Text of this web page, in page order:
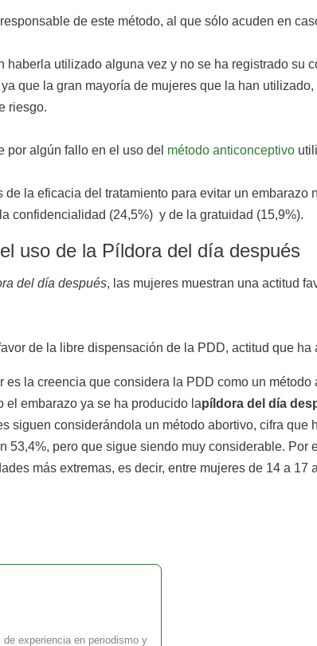
de este método, al que sólo acuden en
utilizado alguna vez y no se ha registrado su
que la gran mayoría de mujeres que la han
riesgo.
por algún fallo en el uso del método anticonceptivo
la eficacia del tratamiento para evitar un embarazo
confidencialidad (24,5%) y de la gratuidad (15,9%).
uso de la Píldora del día después
del día después, las mujeres muestran una actitud
de la libre dispensación de la PDD, actitud que ha
la creencia que considera la PDD como un
el embarazo ya se ha producido lapíldora del día
siguen considerándola un método abortivo, cifra que
53,4%, pero que sigue siendo muy considerable. Por
más extremas, es decir, entre mujeres de 14 a 17
experiencia en periodismo y